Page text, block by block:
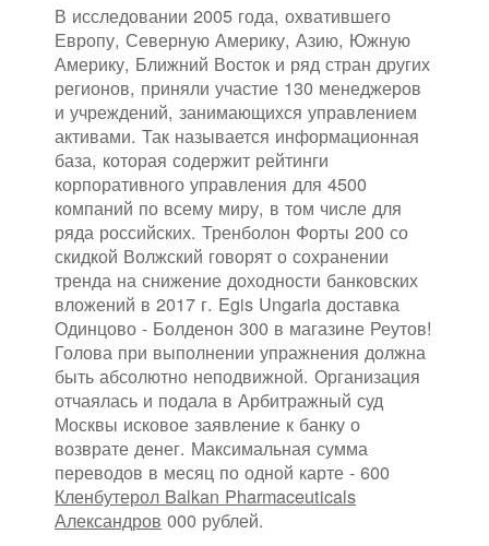
В исследовании 2005 года, охватившего
Европу, Северную Америку, Азию, Южную
Америку, Ближний Восток и ряд стран других
регионов, приняли участие 130 менеджеров
и учреждений, занимающихся управлением
активами. Так называется информационная
база, которая содержит рейтинги
корпоративного управления для 4500
компаний по всему миру, в том числе для
ряда российских. Тренболон Форты 200 со
скидкой Волжский говорят о сохранении
тренда на снижение доходности банковских
вложений в 2017 г. Egis Ungaria доставка
Одинцово - Болденон 300 в магазине Реутов!
Голова при выполнении упражнения должна
быть абсолютно неподвижной. Организация
отчаялась и подала в Арбитражный суд
Москвы исковое заявление к банку о
возврате денег. Максимальная сумма
переводов в месяц по одной карте - 600
Кленбутерол Balkan Pharmaceuticals
Александров 000 рублей.